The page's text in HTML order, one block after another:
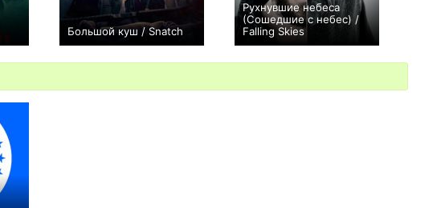
Большой куш / Snatch
+126 21 975
Рухнувшие небеса
(Сошедшие с небес) /
Falling Skies
+1600 55 3078